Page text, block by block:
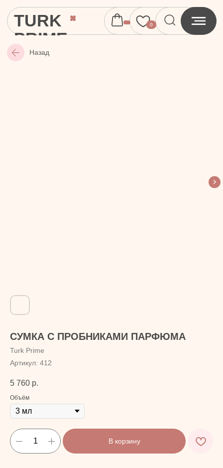
TURK
PRIME
СУМКА С ПРОБНИКАМИ ПАРФЮМА
Turk Prime
Артикул: 412
5 760 р.
Объём
В корзину